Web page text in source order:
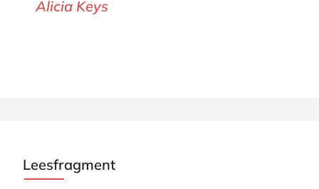
Alicia Keys
Leesfragment